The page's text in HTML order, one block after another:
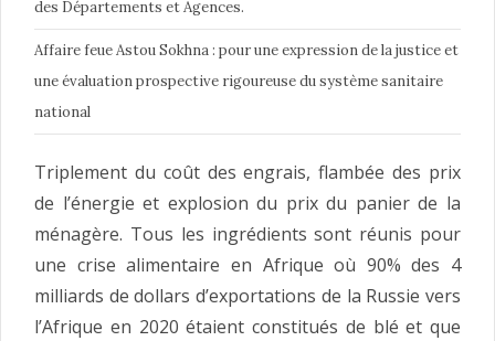
des Départements et Agences.
Affaire feue Astou Sokhna : pour une expression de la justice et
une évaluation prospective rigoureuse du système sanitaire
national
Triplement du coût des engrais, flambée des prix
de l’énergie et explosion du prix du panier de la
ménagère. Tous les ingrédients sont réunis pour
une crise alimentaire en Afrique où 90% des 4
milliards de dollars d’exportations de la Russie vers
l’Afrique en 2020 étaient constitués de blé et que